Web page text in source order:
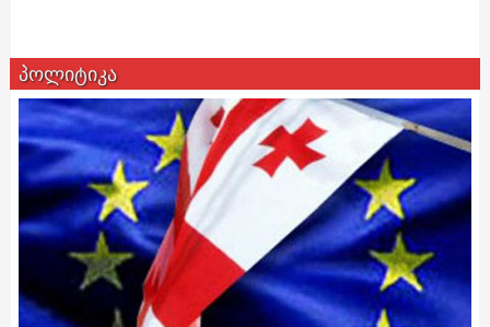
პოლიტიკა